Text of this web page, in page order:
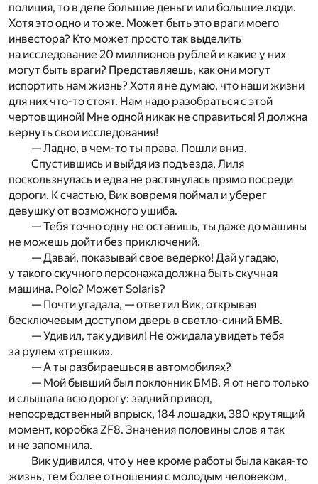
полиция, то в деле большие деньги или большие люди.
Хотя это одно и то же. Может быть это враги моего
инвестора? Кто может просто так выделить
на исследование 20 миллионов рублей и какие у них
могут быть враги? Представляешь, как они могут
испортить нам жизнь? Хотя я не думаю, что наши жизни
для них что-то стоят. Нам надо разобраться с этой
чертовщиной! Мне одной никак не справиться! Я должна
вернуть свои исследования!
— Ладно, в чем-то ты права. Пошли вниз.
Спустившись и выйдя из подъезда, Лиля
поскользнулась и едва не растянулась прямо посреди
дороги. К счастью, Вик вовремя поймал и уберег
девушку от возможного ушиба.
— Тебя точно одну не оставишь, ты даже до машины
не можешь дойти без приключений.
— Давай, показывай свое ведерко! Дай угадаю,
у такого скучного персонажа должна быть скучная
машина. Polo? Может Solaris?
— Почти угадала, — ответил Вик, открывая
бесключевым доступом дверь в светло-синий БМВ.
— Удивил, так удивил! Не ожидала увидеть тебя
за рулем «трешки».
— А ты разбираешься в автомобилях?
— Мой бывший был поклонник БМВ. Я от него только
и слышала всю дорогу: задний привод,
непосредственный впрыск, 184 лошадки, 380 крутящий
момент, коробка ZF8. Значения половины слов я так
и не запомнила.
Вик удивился, что у нее кроме работы была какая-то
жизнь, тем более отношения с молодым человеком,